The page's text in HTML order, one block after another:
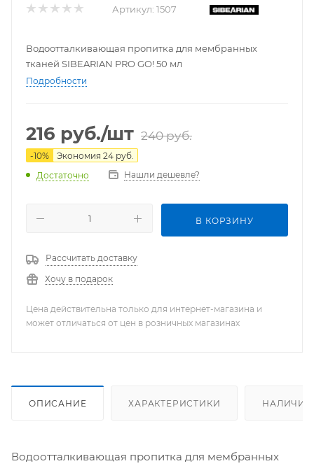
Артикул: 1507
Водоотталкивающая пропитка для мембранных
тканей SIBEARIAN PRO GO! 50 мл
Подробности
216 руб./шт 240руб.
-10% Экономия 24 руб.
Достаточно
Нашли дешевле?
В КОРЗИНУ
Рассчитать доставку
Хочу в подарок
Цена действительна только для интернет-магазина и
может отличаться от цен в розничных магазинах
ОПИСАНИЕ ХАРАКТЕРИСТИКИ НАЛИЧИЕ
Водоотталкивающая пропитка для мембранных